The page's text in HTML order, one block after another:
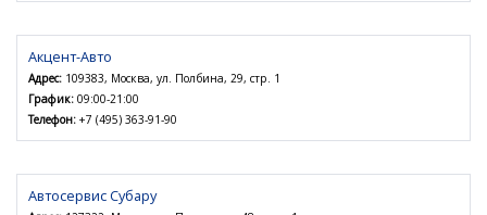
Акцент-Авто
Адрес: 109383, Москва, ул. Полбина, 29, стр. 1
График: 09:00-21:00
Телефон: +7 (495) 363-91-90
Автосервис Субару